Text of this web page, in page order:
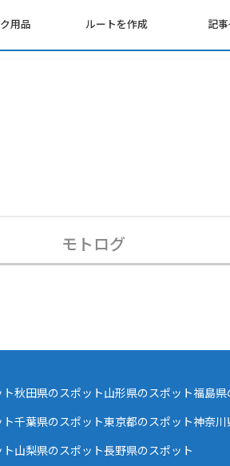
用品 ルートを作成 記
モトログ
秋田県のスポット山形県のスポット福島県
千葉県のスポット東京都のスポット神奈川
山梨県のスポット長野県のスポット